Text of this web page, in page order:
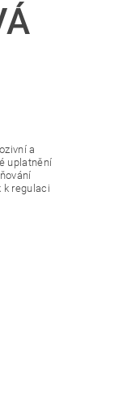
a
uplatnění
k regulaci